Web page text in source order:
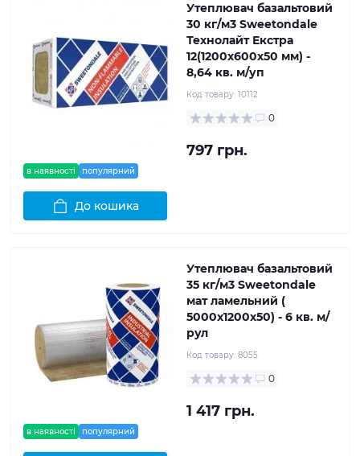
в наявності популярний
Утеплювач базальтовий
30 кг/м3 Sweetondale
Технолайт Екстра
12(1200x600x50 мм) -
8,64 кв. м/уп
Код товару: 10112
0
797 грн.
До кошика
в наявності популярний
Утеплювач базальтовий
35 кг/м3 Sweetondale
мат ламельний (
5000x1200x50) - 6 кв. м/
рул
Код товару: 8055
0
1 417 грн.